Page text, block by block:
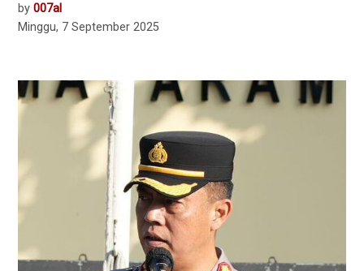
by 007al
Minggu, 7 September 2025